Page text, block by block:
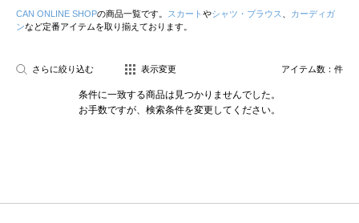
CAN ONLINE SHOPの商品一覧です。 スカート やシャツ・ブラウス
カーディガ
ンなど定番アイテムを取り揃えております。
さらに絞り込む 表示変更 アイテム数： 件
条件に一致する商品は見つかりませんでした。
お手数ですが、検索条件を変更してください。